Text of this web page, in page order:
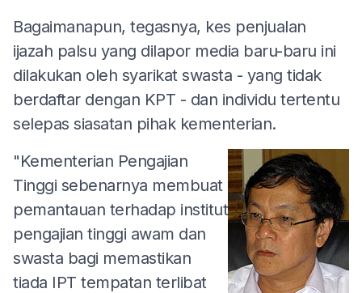
Bagaimanapun, tegasnya, kes penjualan
ijazah palsu yang dilapor media baru-baru ini
dilakukan oleh syarikat swasta - yang tidak
berdaftar dengan KPT - dan individu tertentu
selepas siasatan pihak kementerian.
"Kementerian Pengajian
Tinggi sebenarnya membuat
pemantauan terhadap institut
pengajian tinggi awam dan
swasta bagi memastikan
tiada IPT tempatan terlibat